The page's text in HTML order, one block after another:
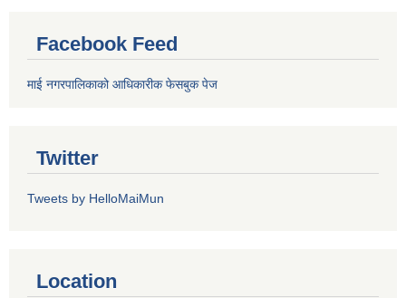
Facebook Feed
माई नगरपालिकाको आधिकारीक फेसबुक पेज
Twitter
Tweets by HelloMaiMun
Location